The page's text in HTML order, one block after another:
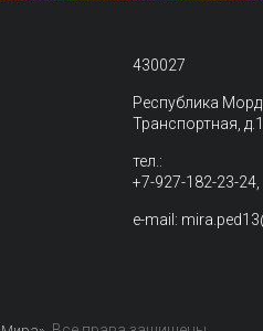
430027
Республика
Транспортная,
тел.:
+7-927-182-23-24,
e-mail: